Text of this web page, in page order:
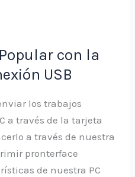
con la
USB
los trabajos
a través de la tarjeta
a través de nuestra
pronterface
de nuestra PC